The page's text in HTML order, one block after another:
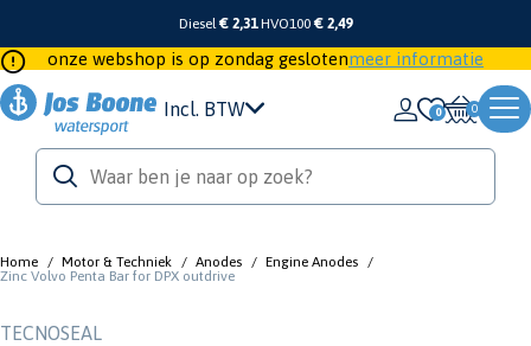
Diesel€ 2,31 HVO100 € 2,49
onze webshop is op zondag geslotenmeer informatie
Incl. BTW 0
Home / Motor & Techniek / Anodes / Engine Anodes /
Zinc Volvo Penta Bar for DPX outdrive
TECNOSEAL